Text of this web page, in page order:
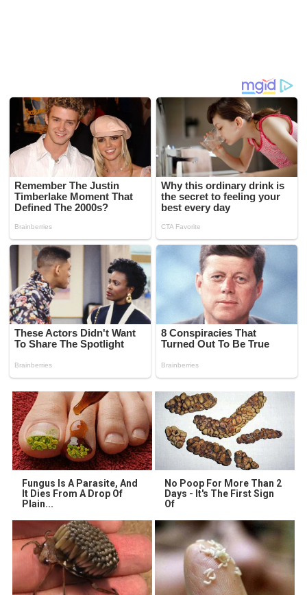
Fungus Is A Parasite, And
It Dies From A Drop Of
Plain...
No Poop For More Than 2
Days - It's The First Sign
Of